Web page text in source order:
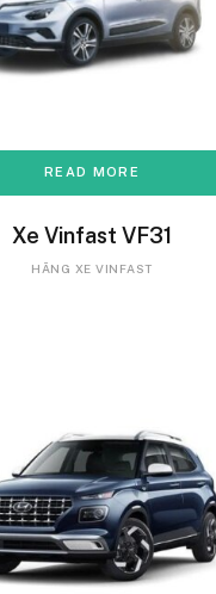
READ MORE
Xe Vinfast VF31
HÃNG XE VINFAST